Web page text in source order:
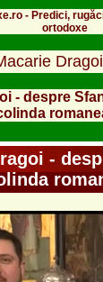
- Predici,
ortodoxe
Dragoi
- despre
-